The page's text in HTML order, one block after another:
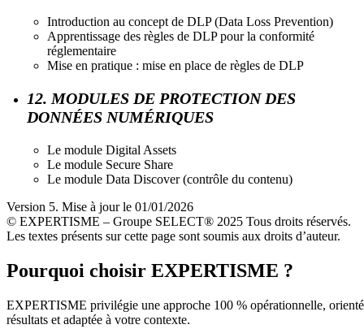
Introduction au concept de DLP (Data Loss Prevention)
Apprentissage des règles de DLP pour la conformité
réglementaire
Mise en pratique : mise en place de règles de DLP
12. MODULES DE PROTECTION DES
DONNÉES NUMÉRIQUES
Le module Digital Assets
Le module Secure Share
Le module Data Discover (contrôle du contenu)
Version 5. Mise à jour le 01/01/2026
© EXPERTISME – Groupe SELECT® 2025 Tous droits réservés.
Les textes présents sur cette page sont soumis aux droits d’auteur.
Pourquoi choisir EXPERTISME ?
EXPERTISME privilégie une approche 100 % opérationnelle,
résultats et adaptée à votre contexte.